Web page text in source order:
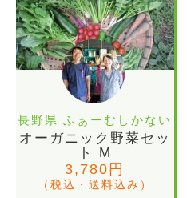
長野県 ふぁーむしかない
オーガニック野菜セッ
ト M
3,780円
（税込・送料込み）